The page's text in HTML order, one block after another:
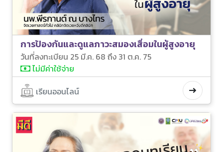
การป้องกันและดูแลภาวะสมองเสื่อมในผู้สูงอายุ
วันที่ลงทะเบียน 25 มี.ค. 68 ถึง 31 ต.ค. 75
ไม่มีค่าใช้จ่าย
เรียนออนไลน์